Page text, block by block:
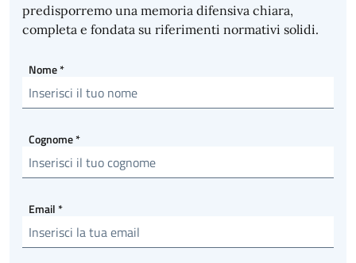
predisporremo una memoria difensiva chiara,
completa e fondata su riferimenti normativi solidi.
Nome*
Cognome*
Email*